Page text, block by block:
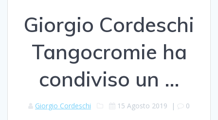
Giorgio Cordeschi
Tangocromie ha
condiviso un …
Giorgio Cordeschi 15 Agosto 2019 | 0